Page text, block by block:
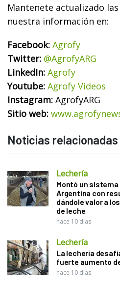
Mantenete actualizado
nuestra información en:
Facebook: Agrofy
Twitter: @AgrofyARG
LinkedIn: Agrofy
Youtube: Agrofy Videos
Instagram: AgrofyARG
Sitio web:
Noticias relacionadas
Lechería
Montó un
Argentina con
dándole valor a
de leche
hace 10 días
Lechería
La lechería
fuerte aumento
hace 10 días